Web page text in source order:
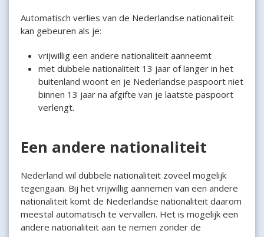
Automatisch verlies van de Nederlandse nationaliteit
kan gebeuren als je:
vrijwillig een andere nationaliteit aanneemt
met dubbele nationaliteit 13 jaar of langer in het
buitenland woont en je Nederlandse paspoort niet
binnen 13 jaar na afgifte van je laatste paspoort
verlengt.
Een andere nationaliteit
Nederland wil dubbele nationaliteit zoveel mogelijk
tegengaan. Bij het vrijwillig aannemen van een andere
nationaliteit komt de Nederlandse nationaliteit daarom
meestal automatisch te vervallen. Het is mogelijk een
andere nationaliteit aan te nemen zonder de